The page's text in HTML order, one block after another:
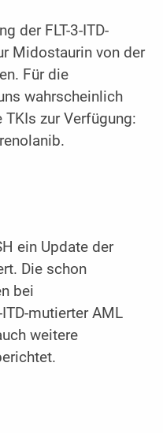
der FLT-3-ITD-
Midostaurin von der
Für die
wahrscheinlich
zur Verfügung:
ein Update der
Die schon
bei
mutierter AML
weitere